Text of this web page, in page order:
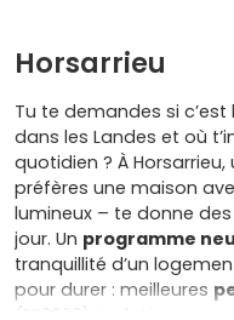
Horsarrieu
Tu te demandes si
dans les Landes et où
quotidien ? À
préfères une maison
lumineux – te donne
jour. Un programme
tranquillité d’un
pour durer : meilleures
(RE2020), isolation